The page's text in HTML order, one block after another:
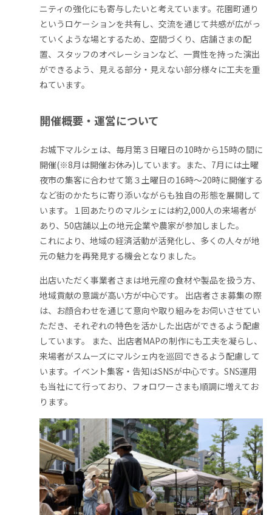
ニティの強化にも寄与したいと考えています。花園町通り
というロケーションを共有し、交流を通じて共感が広がっ
ていくような場とするため、空間づくり、店舗さまの配
置、スタッフのオペレーションなど、一貫性を持った演出
ができるよう、見える部分・見えない部分様々に工夫を重
ねています。
開催概要・運営について
お城下マルシェは、毎月第３日曜日の10時から15時の間に
開催(※8月は開催お休み)しています。また、7月には土曜
夜市の集客に合わせて第３土曜日の16時～20時に開催する
など街のかたちに寄り添いながらも独自の形態を展開して
います。１回あたりのマルシェには約2,000人の来場者が
あり、 50店舗以上の地元企業や農家が参加しました。
これにより、地域の経済活動が活発化し、多くの人々が地
元の魅力を再発見する機会となりました。
出店いただく事業者さまは地元産の食材や製品を扱う方、
地域貢献の意識が高い方が中心です。 出店者さま募集の際
は、お顔合わせを通じて意向や取り組みをお伺いさせてい
ただき、それぞれの特色を活かした出店ができるよう配慮
しています。 また、出店者MAPの制作にも工夫を凝らし、
来場者がスムーズにマルシェ内を巡回できるよう配慮して
います。イベント集客・告知はSNSが中心です。SNS運用
も当社にて行っており、フォロワーさまも順調に増えてお
ります。